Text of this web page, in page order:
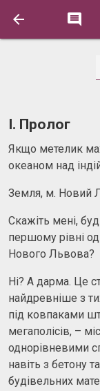
 
I. Пролог
Якщо метелик
океаном над
Земля, м. Новий
Скажіть мені,
першому рівні
Нового Львова?
Ні? А дарма. Це
найдревніше з
під ковпаками
мегаполісів, –
однорівневими
навіть з бетону
будівельних